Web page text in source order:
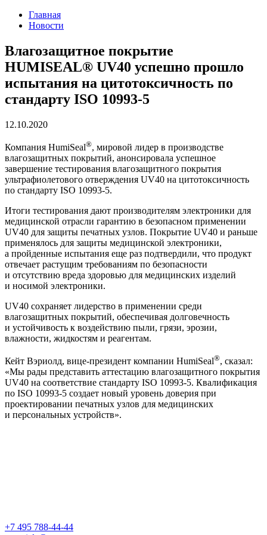
Главная
Новости
Влагозащитное покрытие
HUMISEAL® UV40 успешно прошло
испытания на цитотоксичность по
стандарту ISO 10993-5
12.10.2020
Компания HumiSeal®, мировой лидер в производстве
влагозащитных покрытий, анонсировала успешное
завершение тестирования влагозащитного покрытия
ультрафиолетового отверждения UV40 на цитотоксичность
по стандарту ISO 10993-5.
Итоги тестирования дают производителям электроники для
медицинской отрасли гарантию в безопасном применении
UV40 для защиты печатных узлов. Покрытие UV40 и раньше
применялось для защиты медицинской электроники,
а пройденные испытания еще раз подтвердили, что продукт
отвечает растущим требованиям по безопасности
и отсутствию вреда здоровью для медицинских изделий
и носимой электроники.
UV40 сохраняет лидерство в применении среди
влагозащитных покрытий, обеспечивая долговечность
и устойчивость к воздействию пыли, грязи, эрозии,
влажности, жидкостям и реагентам.
Кейт Вэриолд, вице-президент компании HumiSeal®, сказал:
«Мы рады представить аттестацию влагозащитного покрытия
UV40 на соответствие стандарту ISO 10993-5. Квалификация
по ISO 10993-5 создает новый уровень доверия при
проектировании печатных узлов для медицинских
и персональных устройств».
+7 495 788-44-44